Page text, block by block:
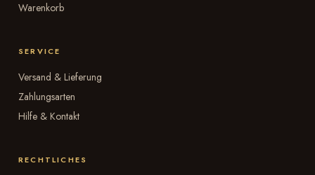
Warenkorb
SERVICE
Versand & Lieferung
Zahlungsarten
Hilfe & Kontakt
RECHTLICHES